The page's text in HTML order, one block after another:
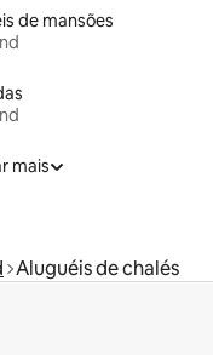
de mansões
mais
Aluguéis de chalés